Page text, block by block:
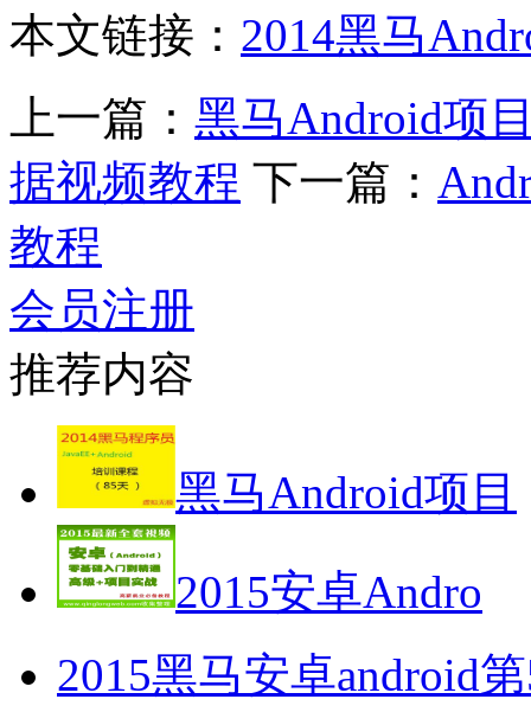
本文链接： 2014黑马
上一篇： 黑马Android项
据视频教程 下一篇：
教程
会员注册
推荐内容
黑马Android项目
2015安卓Andro
2015黑马安卓android